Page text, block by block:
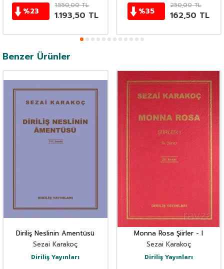
%23
1.550,00TL
1.193,50 TL %35
250,00TL
162,50 TL
Benzer Ürünler
Diriliş Neslinin Amentüsü
Sezai Karakoç
Diriliş Yayınları
Monna Rosa Şiirler - I
Sezai Karakoç
Diriliş Yayınları